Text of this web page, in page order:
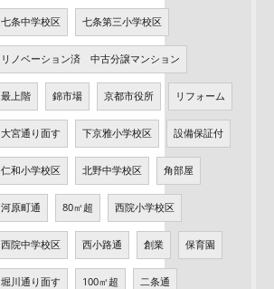
七条中学校区 七条第三小学校区
リノベーション済 中古分譲マンション
最上階 錦市場 京都市役所 リフォーム
大宮通り面す 下京雅小学校区 設備保証付
仁和小学校区 北野中学校区 角部屋
河原町通 80㎡超 西院小学校区
西院中学校区 西小路通 創業 保育園
堀川通り面す 100㎡超 二条通